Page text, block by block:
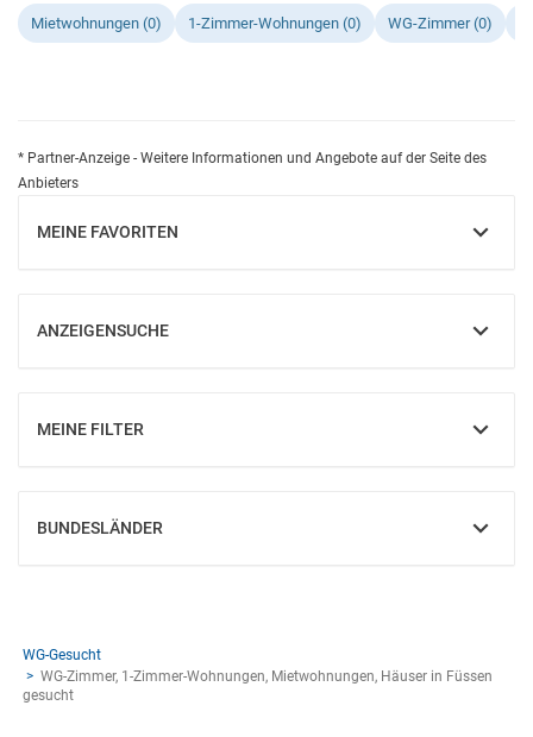
Mietwohnungen (0) 1-Zimmer-Wohnungen (0) WG-Zimmer (0)
* Partner-Anzeige - Weitere Informationen und Angebote auf der Seite des
Anbieters
MEINE FAVORITEN
EINBLENDEN
ANZEIGENSUCHE
EINBLENDEN
MEINE FILTER
EINBLENDEN
BUNDESLÄNDER
EINBLENDEN
WG-Gesucht
WG-Zimmer, 1-Zimmer-Wohnungen, Mietwohnungen, Häuser in Füssen
gesucht